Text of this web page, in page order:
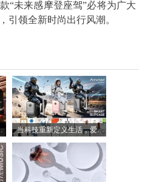
“未来感摩登座驾”必将为广大
引领全新时尚出行风潮。
大展最后 当科技重新定义生活，爱尔威Airwheel正在